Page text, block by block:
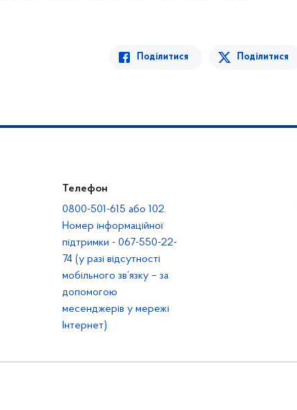
Поділитися Поділитися
Телефон
0800-501-615 або 102.
Номер інформаційної
підтримки - 067-550-22-
74 (у разі відсутності
мобільного зв’язку – за
допомогою
месенджерів у мережі
Інтернет)